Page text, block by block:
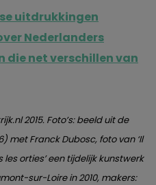
uitdrukkingen
Nederlanders
die net verschillen van
2015. Foto’s: beeld uit de
met Franck Dubosc, foto van ‘Il
orties’ een tijdelijk kunstwerk
sur-Loire in 2010, makers: